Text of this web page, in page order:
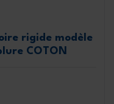
rigide modèle
COTON